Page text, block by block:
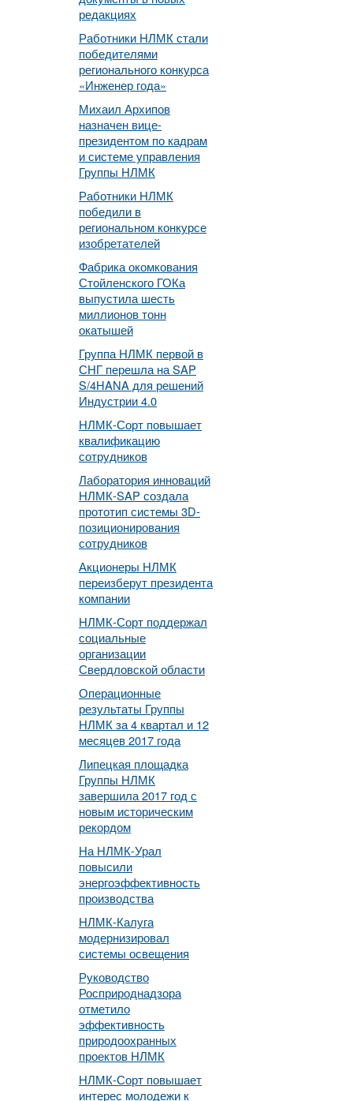
редакциях
Работники НЛМК стали
победителями
регионального конкурса
«Инженер года»
Михаил Архипов
назначен вице-
президентом по кадрам
и системе управления
Группы НЛМК
Работники НЛМК
победили в
региональном конкурсе
изобретателей
Фабрика окомкования
Стойленского ГОКа
выпустила шесть
миллионов тонн
окатышей
Группа НЛМК первой в
СНГ перешла на SAP
S/4HANA для решений
Индустрии 4.0
НЛМК-Сорт повышает
квалификацию
сотрудников
Лаборатория инноваций
НЛМК-SAP создала
прототип системы 3D-
позиционирования
сотрудников
Акционеры НЛМК
переизберут президента
компании
НЛМК-Сорт поддержал
социальные
организации
Свердловской области
Операционные
результаты Группы
НЛМК за 4 квартал и 12
месяцев 2017 года
Липецкая площадка
Группы НЛМК
завершила 2017 год с
новым историческим
рекордом
На НЛМК-Урал
повысили
энергоэффективность
производства
НЛМК-Калуга
модернизировал
системы освещения
Руководство
Росприроднадзора
отметило
эффективность
природоохранных
проектов НЛМК
НЛМК-Сорт повышает
интерес молодежи к